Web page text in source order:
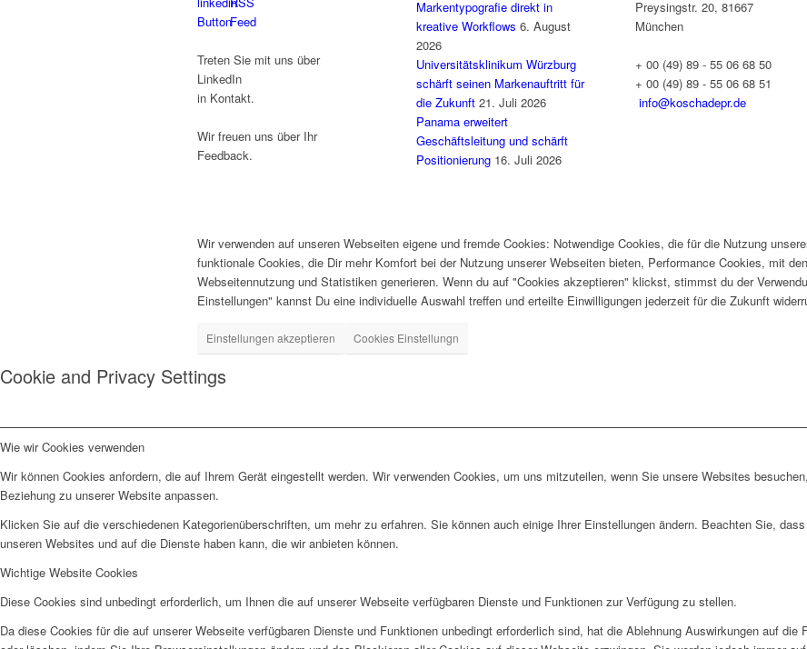
Treten Sie mit uns über
LinkedIn
in Kontakt.
Wir freuen uns über Ihr
Feedback.
Markentypografie direkt in
kreative Workflows 6. August
2026
Universitätsklinikum Würzburg
schärft seinen Markenauftritt für
die Zukunft 21. Juli 2026
Panama erweitert
Geschäftsleitung und schärft
Positionierung 16. Juli 2026
Preysingstr. 20, 81667
München
+ 00 (49) 89 - 55 06 68 50
+ 00 (49) 89 - 55 06 68 51
info@koschadepr.de
Wir verwenden auf unseren Webseiten eigene und fremde Cookies: Notwendige Cookies, die für die Nutzung
funktionale Cookies, die Dir mehr Komfort bei der Nutzung unserer Webseiten bieten, Performance Cookies, mit
Webseitennutzung und Statistiken generieren. Wenn du auf "Cookies akzeptieren" klickst, stimmst du der
Einstellungen" kannst Du eine individuelle Auswahl treffen und erteilte Einwilligungen jederzeit für die Zukunft
Einstellungen akzeptieren Cookies Einstellungn
Cookie and Privacy Settings
Wie wir Cookies verwenden
Wir können Cookies anfordern, die auf Ihrem Gerät eingestellt werden. Wir verwenden Cookies, um uns mitzuteilen, wenn Sie unsere Websites
Beziehung zu unserer Website anpassen.
Klicken Sie auf die verschiedenen Kategorienüberschriften, um mehr zu erfahren. Sie können auch einige Ihrer Einstellungen ändern. Beachten Sie,
unseren Websites und auf die Dienste haben kann, die wir anbieten können.
Wichtige Website Cookies
Diese Cookies sind unbedingt erforderlich, um Ihnen die auf unserer Webseite verfügbaren Dienste und Funktionen zur Verfügung zu stellen.
Da diese Cookies für die auf unserer Webseite verfügbaren Dienste und Funktionen unbedingt erforderlich sind, hat die Ablehnung Auswirkungen auf